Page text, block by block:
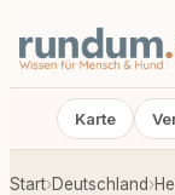
Karte
Start›Deutschland›